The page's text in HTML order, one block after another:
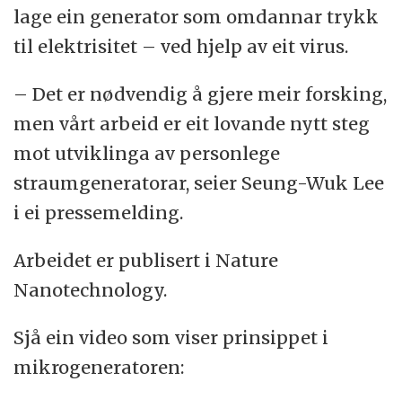
Den såkalla piezoelektriske effekten vart
oppdaga i 1880 av Jacques og Pierre Curie i
enkelte krystallinske mineraler.
Kjelde: Wikipedia
lage ein generator som omdannar trykk
til elektrisitet – ved hjelp av eit virus.
– Det er nødvendig å gjere meir forsking,
men vårt arbeid er eit lovande nytt steg
mot utviklinga av personlege
straumgeneratorar, seier Seung-Wuk Lee
i ei pressemelding.
Arbeidet er publisert i Nature
Nanotechnology.
Sjå ein video som viser prinsippet i
mikrogeneratoren: